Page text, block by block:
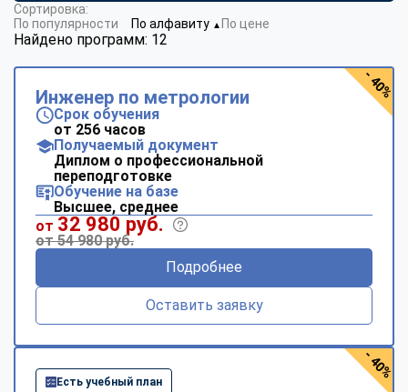
Найдено программ: 12
Сортировка:
По популярности
По алфавиту ▼ По цене
Инженер по метрологии
Срок обучения
от 256 часов
Получаемый документ
Диплом о профессиональной
переподготовке
Обучение на базе
Высшее, среднее
от 32 980 руб.
от 54 980 руб.
Подробнее
Оставить заявку
- 40%
Есть учебный план
- 40%